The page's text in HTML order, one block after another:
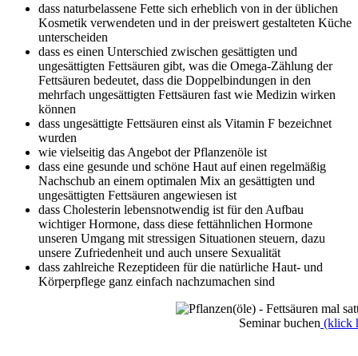
dass naturbelassene Fette sich erheblich von in der üblichen
Kosmetik verwendeten und in der preiswert gestalteten Küche
unterscheiden
dass es einen Unterschied zwischen gesättigten und
ungesättigten Fettsäuren gibt, was die Omega-Zählung der
Fettsäuren bedeutet, dass die Doppelbindungen in den
mehrfach ungesättigten Fettsäuren fast wie Medizin wirken
können
dass ungesättigte Fettsäuren einst als Vitamin F bezeichnet
wurden
wie vielseitig das Angebot der Pflanzenöle ist
dass eine gesunde und schöne Haut auf einen regelmäßig
Nachschub an einem optimalen Mix an gesättigten und
ungesättigten Fettsäuren angewiesen ist
dass Cholesterin lebensnotwendig ist für den Aufbau
wichtiger Hormone, dass diese fettähnlichen Hormone
unseren Umgang mit stressigen Situationen steuern, dazu
unsere Zufriedenheit und auch unsere Sexualität
dass zahlreiche Rezeptideen für die natürliche Haut- und
Körperpflege ganz einfach nachzumachen sind
Seminar buchen (klick